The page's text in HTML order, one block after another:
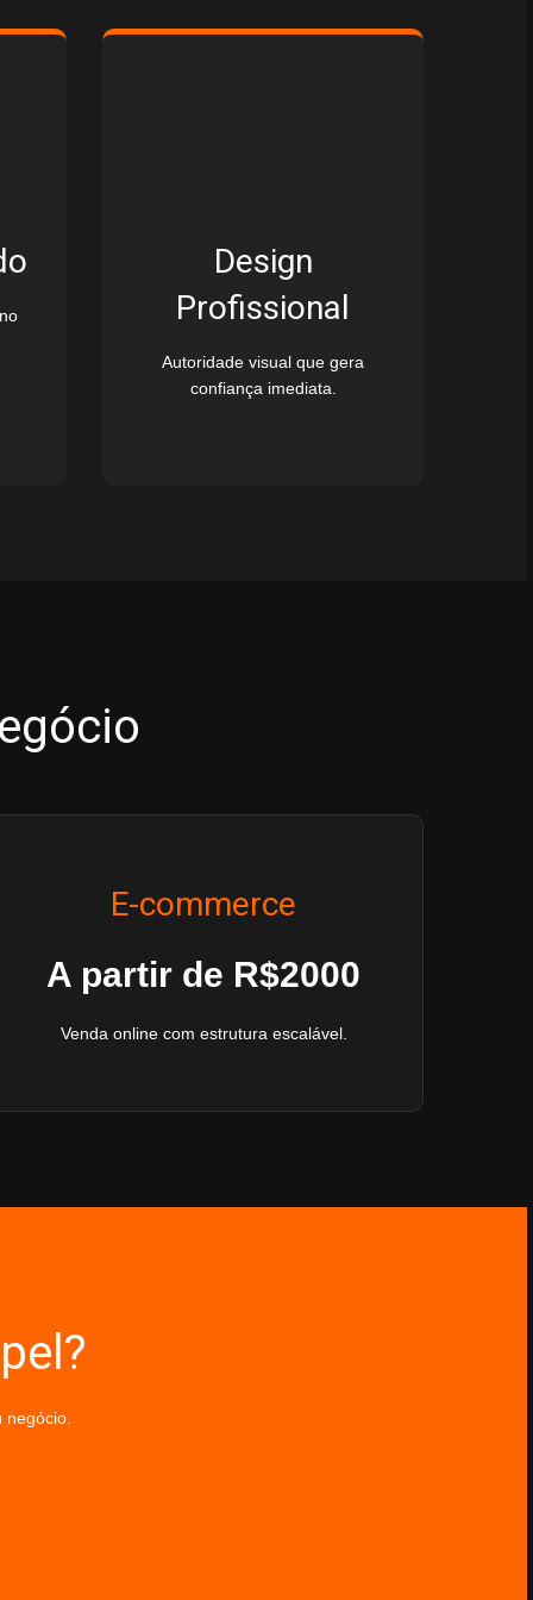
Design
Profissional
Autoridade visual que gera
confiança imediata.
E-commerce
A partir de R$2000
Venda online com estrutura escalável.